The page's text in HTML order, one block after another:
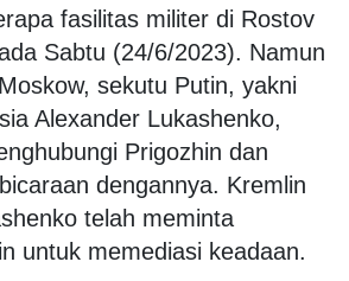
fasilitas militer di Rostov
Sabtu (24/6/2023). Namun
sekutu Putin, yakni
Alexander Lukashenko,
Prigozhin dan
dengannya. Kremlin
telah meminta
untuk memediasi keadaan.